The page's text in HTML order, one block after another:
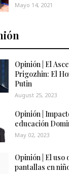
Mayo 14, 2021
Opinión | El
Prigozhin: El
Putin
August 25, 2023
Opinión |
educación
May 02, 2023
Opinión | El uso
pantallas en